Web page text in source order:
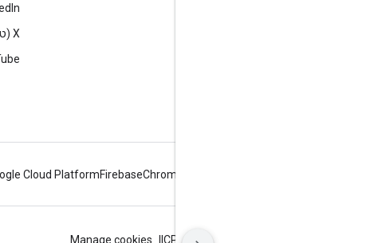
‫X (טוויטר)
Chrome
Firebase
Cloud Platform
ICP证合字B2-20070004号
Manage cookies